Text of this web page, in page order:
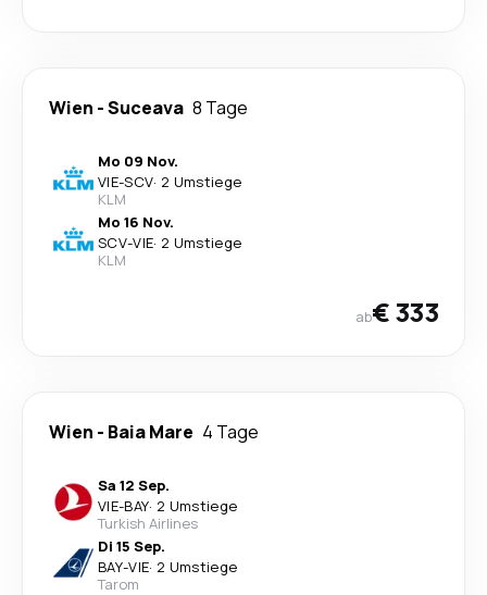
Wien -Suceava 8 Tage
Mo 09 Nov.
VIE-SCV· 2 Umstiege
KLM
Mo 16 Nov.
SCV-VIE· 2 Umstiege
KLM
ab€ 333
Wien - Baia Mare 4 Tage
Sa 12 Sep.
VIE-BAY· 2 Umstiege
Turkish Airlines
Di 15 Sep.
BAY-VIE· 2 Umstiege
Tarom